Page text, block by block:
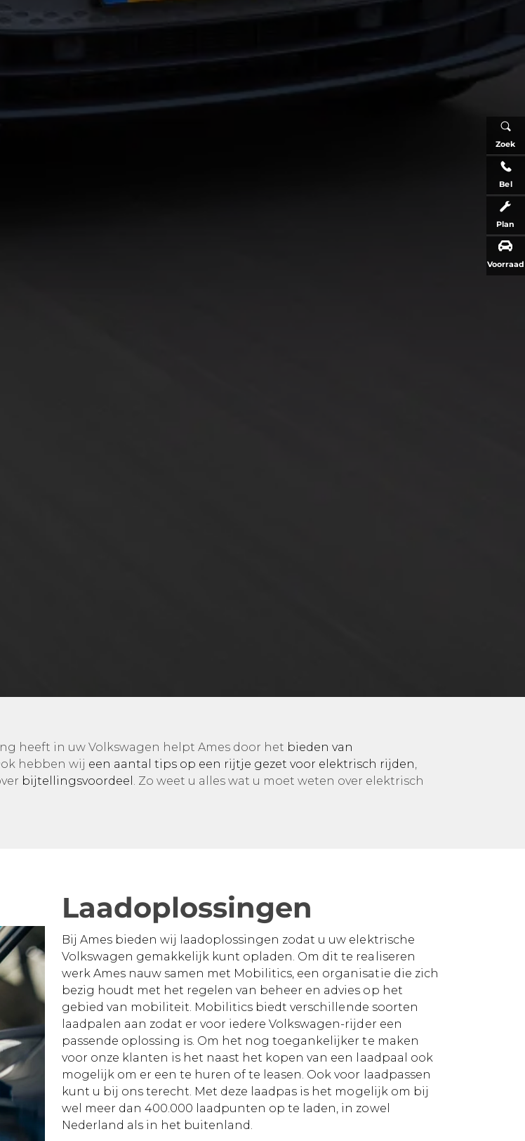
Zoek
Bel
Plan
Voorraad
heeft in uw Volkswagen helpt Ames door het bieden van
hebben wij een aantal tips op een rijtje gezet voor elektrisch rijden,
bijtellingsvoordeel . Zo weet u alles wat u moet weten over elektrisch
Laadoplossingen
Bij Ames bieden wij laadoplossingen zodat u uw elektrische
Volkswagen gemakkelijk kunt opladen. Om dit te realiseren
werk Ames nauw samen met Mobilitics, een organisatie die zich
bezig houdt met het regelen van beheer en advies op het
gebied van mobiliteit. Mobilitics biedt verschillende soorten
laadpalen aan zodat er voor iedere Volkswagen-rijder een
passende oplossing is. Om het nog toegankelijker te maken
voor onze klanten is het naast het kopen van een laadpaal ook
mogelijk om er een te huren of te leasen. Ook voor laadpassen
kunt u bij ons terecht. Met deze laadpas is het mogelijk om bij
wel meer dan 400.000 laadpunten op te laden, in zowel
Nederland als in het buitenland.